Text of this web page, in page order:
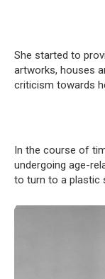
She started to
artworks, houses
criticism towards
In the course of
undergoing age-
to turn to a plastic